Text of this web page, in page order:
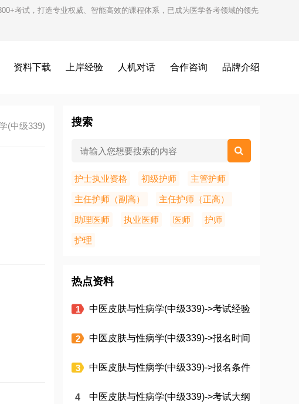
考试，打造专业权威、智能高效的课程体系，已成为医学备考领域的领先
资料下载 上岸经验 人机对话 合作咨询 品牌介绍
(中级339) 搜索
护士执业资格 初级护师 主管护师
主任护师（副高） 主任护师（正高）
助理医师 执业医师 医师 护师
护理
热点资料
中医皮肤与性病学(中级339)->考试经验
中医皮肤与性病学(中级339)->报名时间
中医皮肤与性病学(中级339)->报名条件
中医皮肤与性病学(中级339)->考试大纲